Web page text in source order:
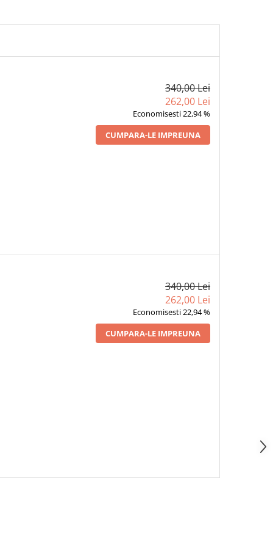
340,00 Lei
262,00 Lei
Economisesti 22,94 %
CUMPARA-LE IMPREUNA
340,00 Lei
262,00 Lei
Economisesti 22,94 %
CUMPARA-LE IMPREUNA